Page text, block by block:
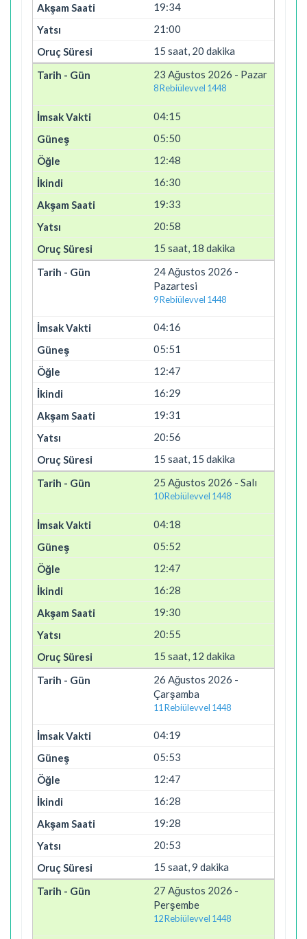
19:34
21:00
15 saat, 20 dakika
23 Ağustos 2026 - Pazar
8 Rebiülevvel 1448
04:15
05:50
12:48
16:30
19:33
20:58
15 saat, 18 dakika
24 Ağustos 2026 -
Pazartesi
9 Rebiülevvel 1448
04:16
05:51
12:47
16:29
19:31
20:56
15 saat, 15 dakika
25 Ağustos 2026 - Salı
10 Rebiülevvel 1448
04:18
05:52
12:47
16:28
19:30
20:55
15 saat, 12 dakika
26 Ağustos 2026 -
Çarşamba
11 Rebiülevvel 1448
04:19
05:53
12:47
16:28
19:28
20:53
15 saat, 9 dakika
27 Ağustos 2026 -
Perşembe
12 Rebiülevvel 1448